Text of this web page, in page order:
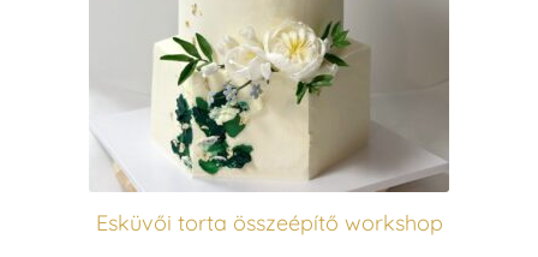
Esküvői torta összeépítő workshop
van.
A
változatok
termékoldalon
választhatók